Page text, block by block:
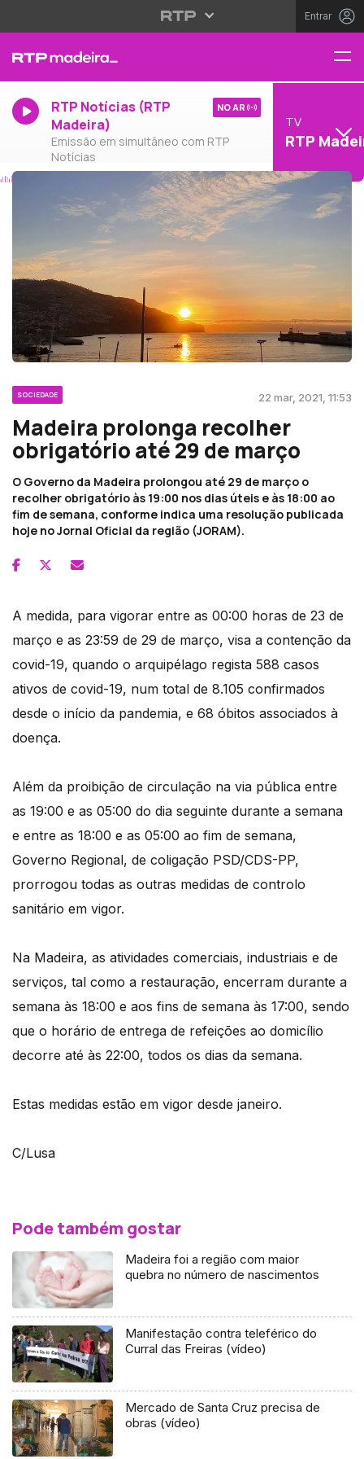
Entrar
RTP Notícias (RTP
Madeira)
Emissão em simultâneo com RTP
Notícias
NO AR
TV
RTP
SOCIEDADE 22 mar, 2021, 11:53
Madeira prolonga recolher
obrigatório até 29 de março
O Governo da Madeira prolongou até 29 de março o
recolher obrigatório às 19:00 nos dias úteis e às 18:00 ao
fim de semana, conforme indica uma resolução publicada
hoje no Jornal Oficial da região (JORAM).
A medida, para vigorar entre as 00:00 horas de 23 de
março e as 23:59 de 29 de março, visa a contenção da
covid-19, quando o arquipélago regista 588 casos
ativos de covid-19, num total de 8.105 confirmados
desde o início da pandemia, e 68 óbitos associados à
doença.
Além da proibição de circulação na via pública entre
as 19:00 e as 05:00 do dia seguinte durante a semana
e entre as 18:00 e as 05:00 ao fim de semana,
Governo Regional, de coligação PSD/CDS-PP,
prorrogou todas as outras medidas de controlo
sanitário em vigor.
Na Madeira, as atividades comerciais, industriais e de
serviços, tal como a restauração, encerram durante a
semana às 18:00 e aos fins de semana às 17:00, sendo
que o horário de entrega de refeições ao domicílio
decorre até às 22:00, todos os dias da semana.
Estas medidas estão em vigor desde janeiro.
C/Lusa
Pode também gostar
Madeira foi a região com maior
quebra no número de nascimentos
Manifestação contra teleférico do
Curral das Freiras (vídeo)
Mercado de Santa Cruz precisa de
obras (vídeo)